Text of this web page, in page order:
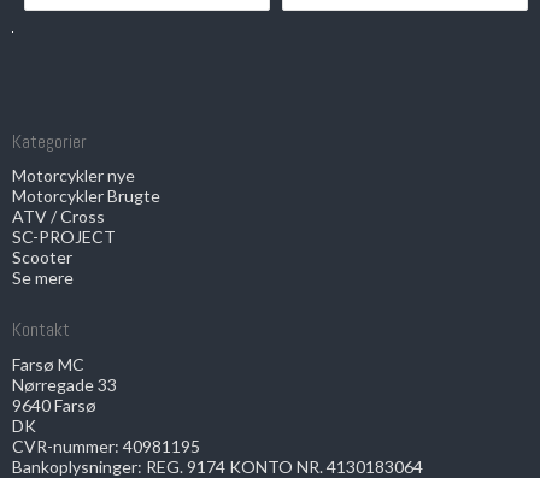
Kategorier
Motorcykler nye
Motorcykler Brugte
ATV / Cross
SC-PROJECT
Scooter
Se mere
Kontakt
Farsø MC
Nørregade 33
9640 Farsø
DK
CVR-nummer: 40981195
Bankoplysninger: REG. 9174 KONTO NR. 4130183064